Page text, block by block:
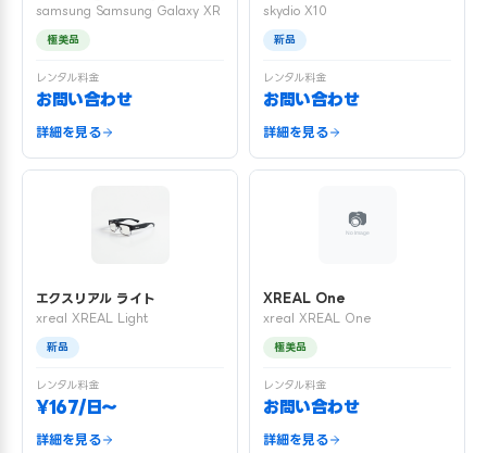
samsung Samsung Galaxy XR
極美品
レンタル料金
お問い合わせ
詳細を見る
skydio X10
新品
レンタル料金
お問い合わせ
詳細を見る
エクスリアル ライト
xreal XREAL Light
新品
レンタル料金
¥167/日〜
詳細を見る
XREAL One
xreal XREAL One
極美品
レンタル料金
お問い合わせ
詳細を見る